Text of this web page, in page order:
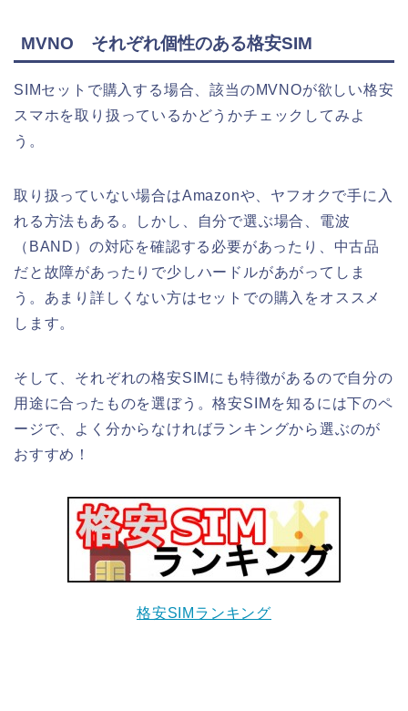
MVNO それぞれ個性のある格安SIM
SIMセットで購入する場合、該当のMVNOが欲しい格安
スマホを取り扱っているかどうかチェックしてみよ
う。
取り扱っていない場合はAmazonや、ヤフオクで手に入
れる方法もある。しかし、自分で選ぶ場合、電波
（BAND）の対応を確認する必要があったり、中古品
だと故障があったりで少しハードルがあがってしま
う。あまり詳しくない方はセットでの購入をオススメ
します。
そして、それぞれの格安SIMにも特徴があるので自分の
用途に合ったものを選ぼう。格安SIMを知るには下のペ
ージで、よく分からなければランキングから選ぶのが
おすすめ！
格安SIMランキング